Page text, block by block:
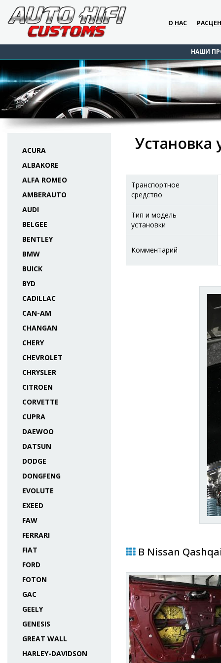
О НАС
НАШИ
ACURA
ALBAKORE
ALFA ROMEO
AMBERAUTO
AUDI
BELGEE
BENTLEY
BMW
BUICK
BYD
CADILLAC
CAN-AM
CHANGAN
CHERY
CHEVROLET
CHRYSLER
CITROEN
CORVETTE
CUPRA
DAEWOO
DATSUN
DODGE
DONGFENG
EVOLUTE
EXEED
FAW
FERRARI
FIAT
FORD
FOTON
GAC
GEELY
GENESIS
GREAT WALL
HARLEY-DAVIDSON
Установка
Транспортное
средство
Тип и модель
установки
Комментарий
В Nissan